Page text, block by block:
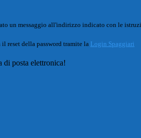
un messaggio all'indirizzo indicato con le
reset della password tramite la Login Spaggiari
di posta elettronica!